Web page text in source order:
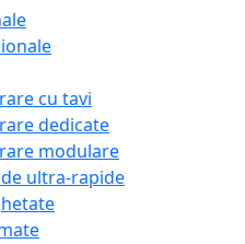
cu tavi
dedicate
modulare
ultra-rapide